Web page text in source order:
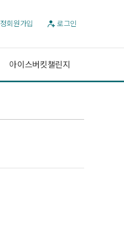
정회원가입 로그인
아이스버킷챌린지